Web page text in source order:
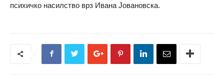
психичко насилство врз Ивана Јовановска.